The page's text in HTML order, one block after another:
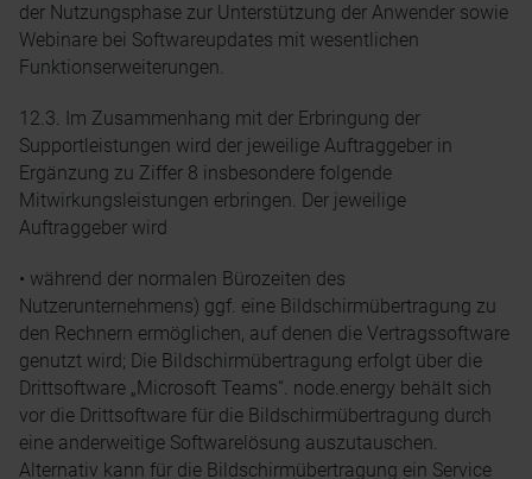
der Nutzungsphase zur Unterstützung der Anwender sowie
Webinare bei Softwareupdates mit wesentlichen
Funktionserweiterungen.
12.3. Im Zusammenhang mit der Erbringung der
Supportleistungen wird der jeweilige Auftraggeber in
Ergänzung zu Ziffer 8 insbesondere folgende
Mitwirkungsleistungen erbringen. Der jeweilige
Auftraggeber wird
• während der normalen Bürozeiten des
Nutzerunternehmens) ggf. eine Bildschirmübertragung zu
den Rechnern ermöglichen, auf denen die Vertragssoftware
genutzt wird; Die Bildschirmübertragung erfolgt über die
Drittsoftware „Microsoft Teams“. node.energy behält sich
vor die Drittsoftware für die Bildschirmübertragung durch
eine anderweitige Softwarelösung auszutauschen.
Alternativ kann für die Bildschirmübertragung ein Service